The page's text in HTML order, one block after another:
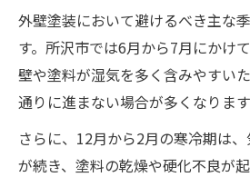
外壁塗装において避けるべき主な
す。所沢市では6月から7月にかけ
壁や塗料が湿気を多く含みやすい
通りに進まない場合が多くなります
さらに、12月から2月の寒冷期は
が続き、塗料の乾燥や硬化不良が起